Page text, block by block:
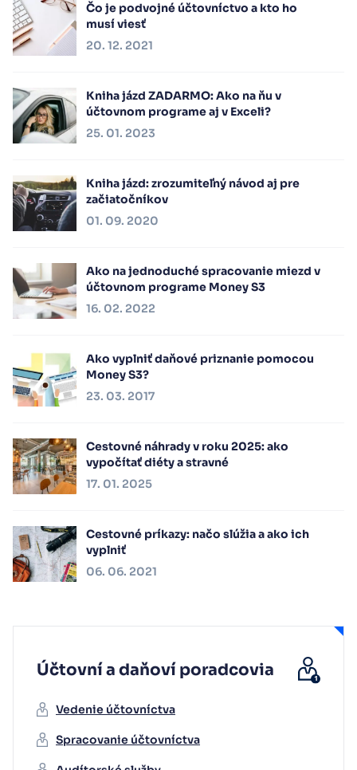
Čo je podvojné účtovníctvo a kto ho
musí viesť
20. 12. 2021
Kniha jázd ZADARMO: Ako na ňu v
účtovnom programe aj v Exceli?
25. 01. 2023
Kniha jázd: zrozumiteľný návod aj pre
začiatočníkov
01. 09. 2020
Ako na jednoduché spracovanie miezd v
účtovnom programe Money S3
16. 02. 2022
Ako vyplniť daňové priznanie pomocou
Money S3?
23. 03. 2017
Cestovné náhrady v roku 2025: ako
vypočítať diéty a stravné
17. 01. 2025
Cestovné príkazy: načo slúžia a ako ich
vyplniť
06. 06. 2021
Účtovní a daňoví poradcovia
Vedenie účtovníctva
Spracovanie účtovníctva